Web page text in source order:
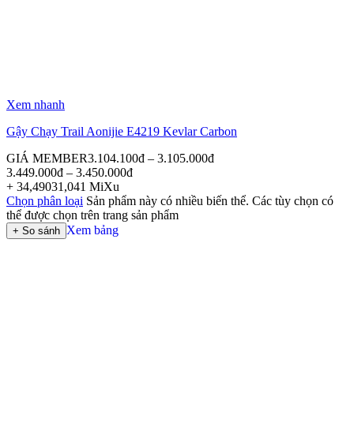
Xem nhanh
Gậy Chạy Trail Aonijie E4219 Kevlar Carbon
GIÁ MEMBER3.104.100đ – 3.105.000đ
3.449.000đ – 3.450.000đ
+ 34,49031,041 MiXu
Chọn phân loại Sản phẩm này có nhiều biến thể. Các tùy chọn có
thể được chọn trên trang sản phẩm
+ So sánh Xem bảng